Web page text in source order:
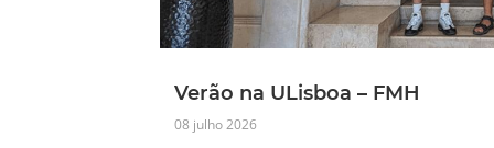
Verão na ULisboa – FMH
08 julho 2026